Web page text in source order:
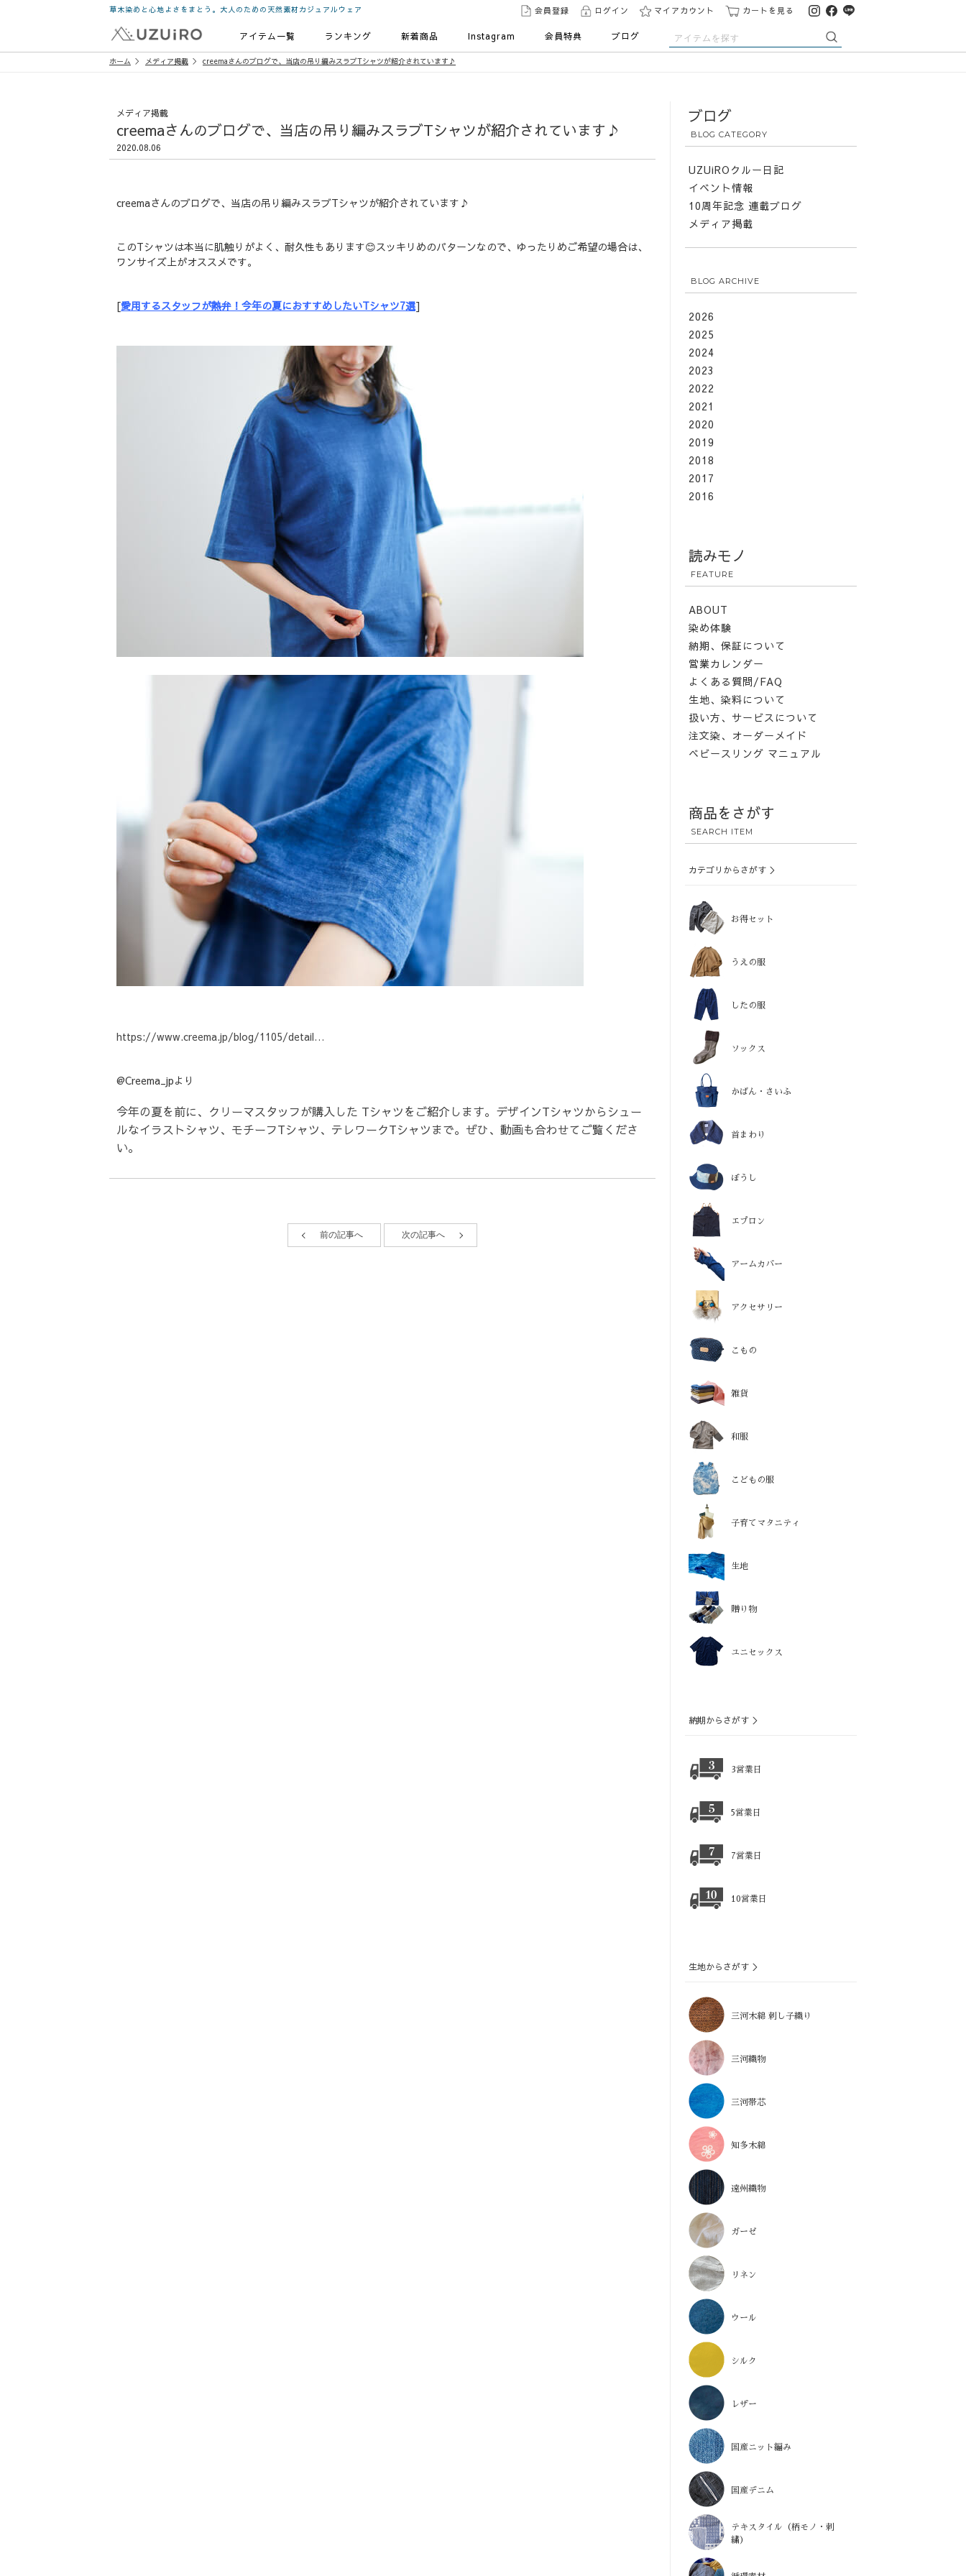
草木染めと心地よさをまとう。大人のための天然素材カジュアルウェア 会員登録 ログイン マイアカウント カートを見る
アイテム一覧 ランキング 新着商品 Instagram 会員特典 ブログ
ホーム メディア掲載 creemaさんのブログで、当店の吊り編みスラブTシャツが紹介されています♪
メディア掲載
creemaさんのブログで、当店の吊り編みスラブTシャツが紹介されています♪
2020.08.06
creemaさんのブログで、当店の吊り編みスラブTシャツが紹介されています♪
このTシャツは本当に肌触りがよく、耐久性もあります😊スッキリめのパターンなので、ゆったりめご希望の場合は、
ワンサイズ上がオススメです。
[愛用するスタッフが熱弁！今年の夏におすすめしたいTシャツ7選]
https://www.creema.jp/blog/1105/detail…
@Creema_jpより
今年の夏を前に、クリーマスタッフが購入した Tシャツをご紹介します。デザインTシャツからシュー
ルなイラストシャツ、モチーフTシャツ、テレワークTシャツまで。ぜひ、動画も合わせてご覧くださ
い。
前の記事へ 次の記事へ
ブログ
BLOG CATEGORY
UZUiROクルー日記
イベント情報
10周年記念 連載ブログ
メディア掲載
BLOG ARCHIVE
2026
2025
2024
2023
2022
2021
2020
2019
2018
2017
2016
読みモノ
FEATURE
ABOUT
染め体験
納期、保証について
営業カレンダー
よくある質問/FAQ
生地、染料について
扱い方、サービスについて
注文染、オーダーメイド
ベビースリング マニュアル
商品をさがす
SEARCH ITEM
カテゴリからさがす ＞
お得セット
うえの服
したの服
ソックス
かばん・さいふ
首まわり
ぼうし
エプロン
アームカバー
アクセサリー
こもの
雑貨
和服
こどもの服
子育てマタニティ
生地
贈り物
ユニセックス
納期からさがす ＞
3営業日
5営業日
7営業日
10営業日
生地からさがす ＞
三河木綿 刺し子織り
三河織物
三河帯芯
知多木綿
遠州織物
ガーゼ
リネン
ウール
シルク
レザー
国産ニット編み
国産デニム
テキスタイル（柄モノ・刺
繍）